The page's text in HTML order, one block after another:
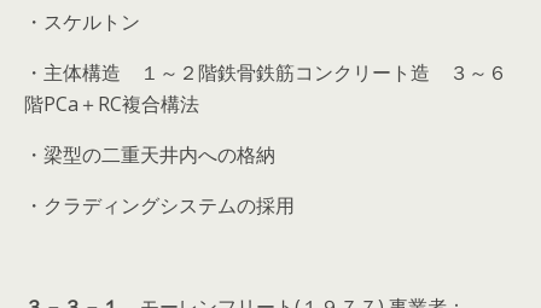
・スケルトン
・主体構造 １～２階鉄骨鉄筋コンクリート造 ３～６
階PCa＋RC複合構法
・梁型の二重天井内への格納
・クラディングシステムの採用